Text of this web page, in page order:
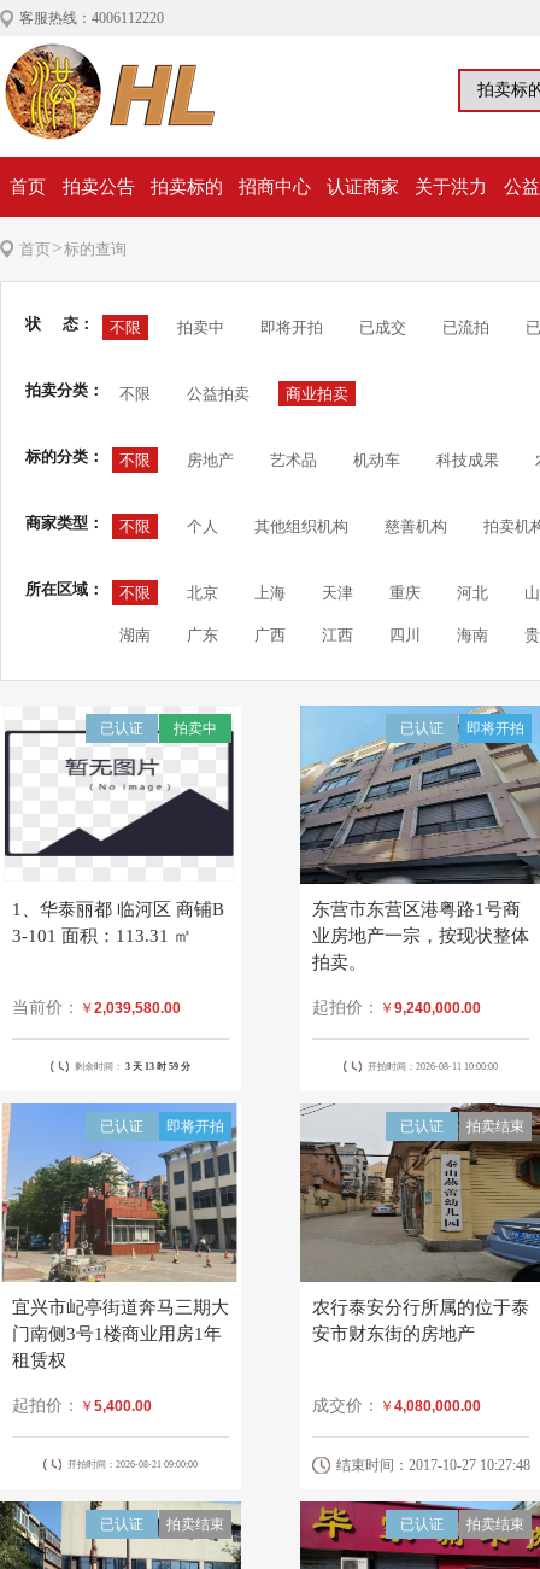
客服热线：4006112220
首页 拍卖公告 拍卖标的 招商中心 认证商家 关于洪力 公
首页>标的查询
状 态： 不限 拍卖中 即将开拍 已成交 已流拍
拍卖分类： 不限 公益拍卖 商业拍卖
标的分类： 不限 房地产 艺术品 机动车 科技成果
商家类型： 不限 个人 其他组织机构 慈善机构 拍卖机
所在区域： 不限 北京 上海 天津 重庆 河北
湖南 广东 广西 江西 四川 海南
拍卖中
已认证
1、华泰丽都 临河区 商铺B
3-101 面积：113.31 ㎡
当前价： ￥ 2,039,580.00
剩余时间： 3 天 13 时 59 分
即将开拍
已认证
东营市东营区港粤路1号商
业房地产一宗，按现状整体
拍卖。
起拍价： ￥ 9,240,000.00
开拍时间：2026-08-11 10:00:00
即将开拍
已认证
宜兴市屺亭街道奔马三期大
门南侧3号1楼商业用房1年
租赁权
起拍价： ￥ 5,400.00
开拍时间：2026-08-21 09:00:00
拍卖结束
已认证
农行泰安分行所属的位于泰
安市财东街的房地产
成交价： ￥ 4,080,000.00
结束时间：2017-10-27 10:27:48
拍卖结束
已认证 拍卖结束
已认证